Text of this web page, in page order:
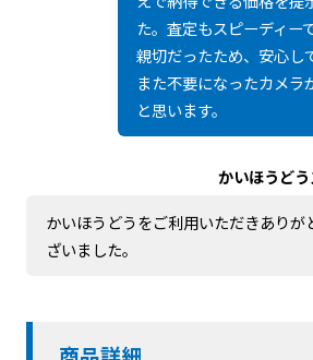
た。査定もスピーディー
親切だったため、安心し
また不要になったカメラ
と思います。
かいほうど
かいほうどうをご利用いただきありが
ざいました。